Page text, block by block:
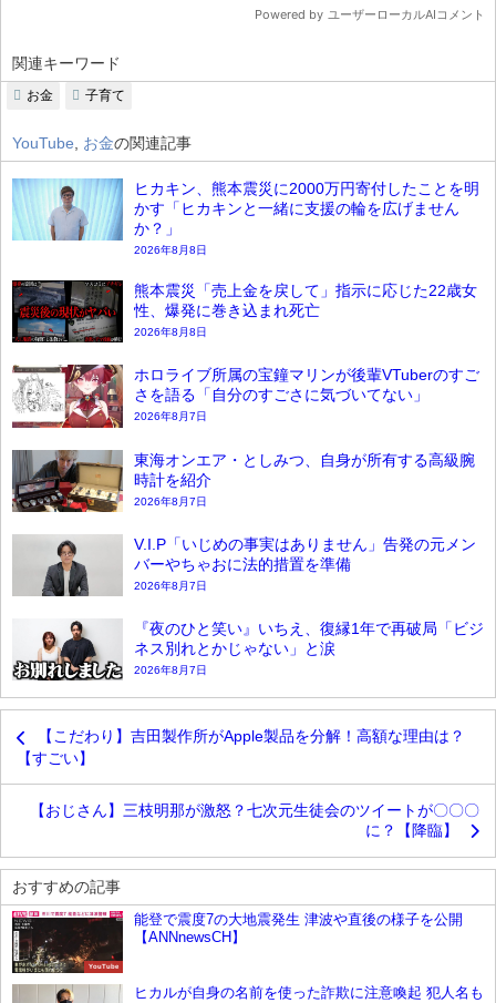
関連キーワード
お金 子育て
YouTube お金の関連記事
ヒカキン、熊本震災に2000万円寄付したことを明
かす「ヒカキンと一緒に支援の輪を広げません
か？」
2026年8月8日
熊本震災「売上金を戻して」指示に応じた22歳女
性、爆発に巻き込まれ死亡
2026年8月8日
ホロライブ所属の宝鐘マリンが後輩VTuberのすご
さを語る「自分のすごさに気づいてない」
2026年8月7日
東海オンエア・としみつ、自身が所有する高級腕
時計を紹介
2026年8月7日
V.I.P「いじめの事実はありません」告発の元メン
バーやちゃおに法的措置を準備
2026年8月7日
『夜のひと笑い』いちえ、復縁1年で再破局「ビジ
ネス別れとかじゃない」と涙
2026年8月7日
【こだわり】吉田製作所がApple製品を分解！高額な理由は？
【すごい】
【おじさん】三枝明那が激怒？七次元生徒会のツイートが〇〇〇
に？【降臨】
おすすめの記事
YouTube
能登で震度7の大地震発生 津波や直後の様子を公開
【ANNnewsCH】
ヒカルが自身の名前を使った詐欺に注意喚起 犯人名も